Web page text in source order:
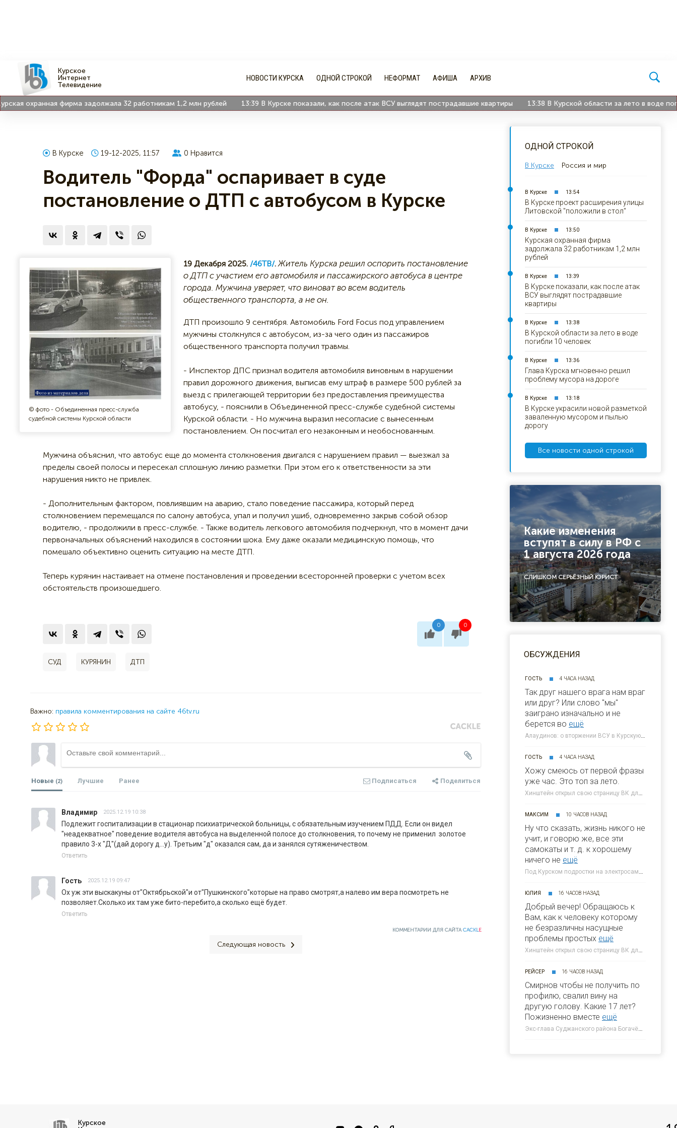
Курское
Интернет
Телевидение
НОВОСТИ КУРСКА ОДНОЙ СТРОКОЙ НЕФОРМАТ АФИША АРХИВ
охранная фирма задолжала 32 работникам 1,2 млн рублей 13:39 В Курске показали, как после атак ВСУ выглядят пострадавшие квартиры 13:38 В Курской области за лето в воде погибли
В Курске 19-12-2025, 11:57 0 Нравится
Водитель "Форда" оспаривает в суде
постановление о ДТП с автобусом в Курске
© фото - Объединенная пресс-служба
судебной системы Курской области
19 Декабря 2025. /46ТВ/.Житель Курска решил оспорить постановление
о ДТП с участием его автомобиля и пассажирского автобуса в центре
города. Мужчина уверяет, что виноват во всем водитель
общественного транспорта, а не он.
ДТП произошло 9 сентября. Автомобиль Ford Focus под управлением
мужчины столкнулся с автобусом, из-за чего один из пассажиров
общественного транспорта получил травмы.
- Инспектор ДПС признал водителя автомобиля виновным в нарушении
правил дорожного движения, выписав ему штраф в размере 500 рублей за
выезд с прилегающей территории без предоставления преимущества
автобусу, - пояснили в Объединенной пресс-службе судебной системы
Курской области. - Но мужчина выразил несогласие с вынесенным
постановлением. Он посчитал его незаконным и необоснованным.
Мужчина объяснил, что автобус еще до момента столкновения двигался с нарушением правил — выезжал за
пределы своей полосы и пересекал сплошную линию разметки. При этом его к ответственности за эти
нарушения никто не привлек.
- Дополнительным фактором, повлиявшим на аварию, стало поведение пассажира, который перед
столкновением перемещался по салону автобуса, упал и получил ушиб, одновременно закрыв собой обзор
водителю, - продолжили в пресс-службе. - Также водитель легкового автомобиля подчеркнул, что в момент дачи
первоначальных объяснений находился в состоянии шока. Ему даже оказали медицинскую помощь, что
помешало объективно оценить ситуацию на месте ДТП.
Теперь курянин настаивает на отмене постановления и проведении всесторонней проверки с учетом всех
обстоятельств произошедшего.
0 0
СУД КУРЯНИН ДТП
Важно: правила комментирования на сайте 46tv.ru
Новые (2) Лучшие Ранее Подписаться Поделиться
Владимир 2025.12.19 10:38
Подлежит госпитализации в стационар психиатрической больницы, с обязательным изучением ПДД. Если он видел
"неадекватное" поведение водителя автобуса на выделенной полосе до столкновения, то почему не применил  золотое
правило 3-х "Д"(дай дорогу д...у). Третьим "д" оказался сам, да и занялся сутяженичеством.
Ответить
Гость 2025.12.19 09:47
Ох уж эти выскакуны от"Октябрьской"и от"Пушкинского"которые на право смотрят,а налево им вера посмотреть не
позволяет.Сколько их там уже бито-перебито,а сколько ещё будет.
Ответить
КОММЕНТАРИИ ДЛЯ САЙТАCACKLE
Следующая новость
ОДНОЙ СТРОКОЙ
В Курске Россия и мир
В Курске 13:54
В Курске проект расширения улицы
Литовской "положили в стол"
В Курске 13:50
Курская охранная фирма
задолжала 32 работникам 1,2 млн
рублей
В Курске 13:39
В Курске показали, как после атак
ВСУ выглядят пострадавшие
квартиры
В Курске 13:38
В Курской области за лето в воде
погибли 10 человек
В Курске 13:36
Глава Курска мгновенно решил
проблему мусора на дороге
В Курске 13:18
В Курске украсили новой разметкой
заваленную мусором и пылью
дорогу
Все новости одной строкой
Какие изменения
вступят в силу в РФ с
1 августа 2026 года
СЛИШКОМ СЕРЬЁЗНЫЙ ЮРИСТ
ОБСУЖДЕНИЯ
ГОСТЬ 4 ЧАСА НАЗАД
Так друг нашего врага нам враг
или друг? Или слово "мы"
заиграно изначально и не
берется во ещё
Алаудинов: о вторжении ВСУ в Курскую область я узнал от гражданских людей » 46ТВ Курское Интернет Телевидение
ГОСТЬ 4 ЧАСА НАЗАД
Хожу смеюсь от первой фразы
уже час. Это топ за лето.
Хинштейн открыл свою страницу ВК для жалоб курян » 46ТВ Курское Интернет Телевидение
МАКСИМ 10 ЧАСОВ НАЗАД
Ну что сказать, жизнь никого не
учит, и говорю же, все эти
самокаты и т. д. к хорошему
ничего не ещё
Под Курском подростки на электросамокате влетели в иномарку » 46ТВ Курское Интернет Телевидение
ЮЛИЯ 16 ЧАСОВ НАЗАД
Добрый вечер! Обращаюсь к
Вам, как к человеку которому
не безразличны насущные
проблемы простых ещё
Хинштейн открыл свою страницу ВК для жалоб курян » 46ТВ Курское Интернет Телевидение
РЕЙСЕР 16 ЧАСОВ НАЗАД
Смирнов чтобы не получить по
профилю, свалил вину на
другую голову. Какие 17 лет?
Пожизненно вместе ещё
Экс-глава Суджанского района Богачёв раскрыл тайну первого дня вторжения ВСУ » 46ТВ Курское Интернет Телевидение
Курское